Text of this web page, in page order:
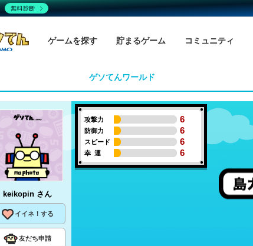
ゲームを探す 貯まるゲーム コミュニティ
ゲソてんワールド
keikopin さん
イイネ！する
友だち申請
攻撃力 6
防御力 6
スピード 6
幸 運 6
無料診断